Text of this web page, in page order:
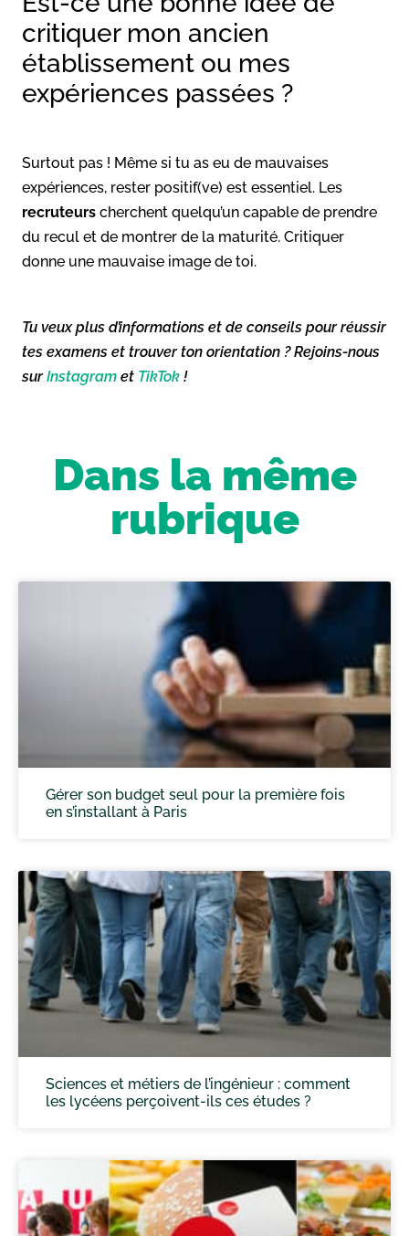
critiquer mon ancien
établissement ou mes
expériences passées ?
Surtout pas ! Même si tu as eu de mauvaises
expériences, rester positif(ve) est essentiel. Les
recruteurs cherchent quelqu’un capable de prendre
du recul et de montrer de la maturité. Critiquer
donne une mauvaise image de toi.
Tu veux plus d’informations et de conseils pour réussir
tes examens et trouver ton orientation ? Rejoins-nous
surInstagram et TikTok !
Dans la même
rubrique
Gérer son budget seul pour la première fois
en s’installant à Paris
Sciences et métiers de l’ingénieur : comment
les lycéens perçoivent-ils ces études ?